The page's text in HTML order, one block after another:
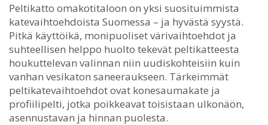
Peltikatto omakotitaloon on yksi suosituimmista
katevaihtoehdoista Suomessa – ja hyvästä syystä.
Pitkä käyttöikä, monipuoliset värivaihtoehdot ja
suhteellisen helppo huolto tekevät peltikatteesta
houkuttelevan valinnan niin uudiskohteisiin kuin
vanhan vesikaton saneeraukseen. Tärkeimmät
peltikatevaihtoehdot ovat konesaumakate ja
profiilipelti, jotka poikkeavat toisistaan ulkonäön,
asennustavan ja hinnan puolesta.